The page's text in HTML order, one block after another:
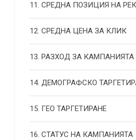
11. СРЕДНА ПОЗИЦИЯ НА
12. СРЕДНА ЦЕНА ЗА КЛИК
13. РАЗХОД ЗА КАМПАНИЯТА
14. ДЕМОГРАФСКО
15. ГЕО ТАРГЕТИРАНЕ
16. СТАТУС НА КАМПАНИЯТА